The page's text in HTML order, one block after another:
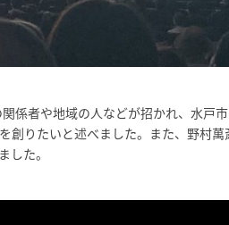
係者や地域の人などが招かれ、水戸
創りたいと述べました。また、野村萬
た。